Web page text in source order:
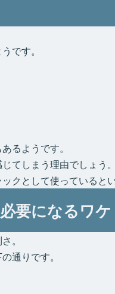
です。
るようです。
てしまう理由でしょう。
クとして使っていると
要になるワケ
。
通りです。